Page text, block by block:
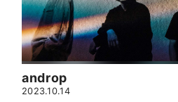
androp
2023.10.14